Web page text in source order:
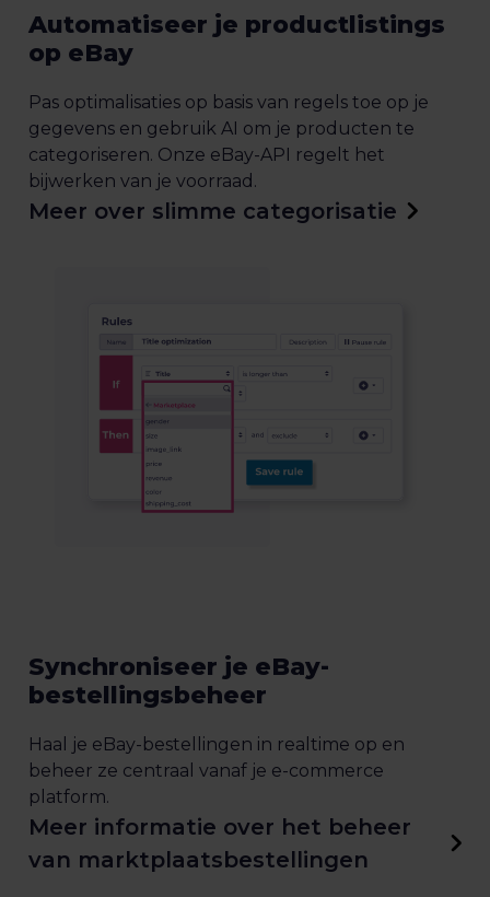
Automatiseer je productlistings
op eBay
Pas optimalisaties op basis van regels toe op je
gegevens en gebruik AI om je producten te
categoriseren. Onze eBay-API regelt het
bijwerken van je voorraad.
Meer over slimme categorisatie
Synchroniseer je eBay-
bestellingsbeheer
Haal je eBay-bestellingen in realtime op en
beheer ze centraal vanaf je e-commerce
platform.
Meer informatie over het beheer
van marktplaatsbestellingen